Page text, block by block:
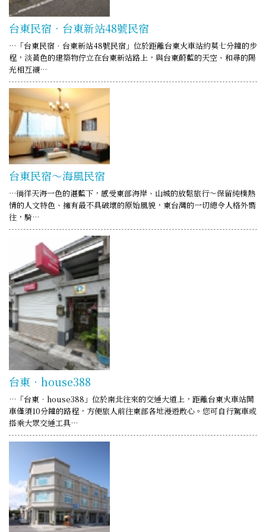
台東民宿．台東新站48號民宿
…「台東民宿．台東新站48號民宿」位於距離台東火車站約莫七分鐘的步
程，淡黃色的建築物佇立在台東新站路上，與台東蔚藍的天空、和尋的陽
光相互襯…
台東民宿～海風民宿
…徜徉天海一色的湛藍下，感受東部海岸、山城的放鬆旅行～保留純樸熱
情的人文特色、擁有最不具破壞的原始風貌，東台灣的一切總令人格外嚮
往，騎…
台東‧house388
…「台東‧house388」位於南北往來的交通大道上，距離台東火車站開
車僅須10分鐘的路程，方便旅人前往東部各地漫遊散心。您可自行駕車或
搭乘大眾交通工具…